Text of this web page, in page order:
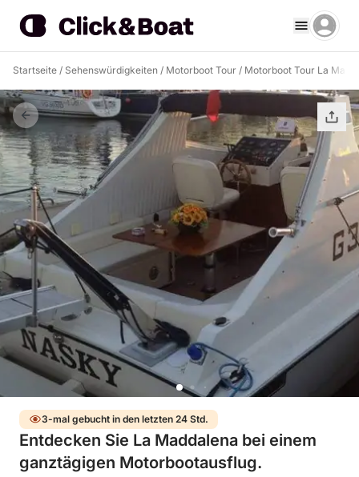
Startseite / Sehenswürdigkeiten / Motorboot Tour / Motorboot Tour La
3-mal gebucht in den letzten 24 Std.
Entdecken Sie La Maddalena bei einem
ganztägigen Motorbootausflug.